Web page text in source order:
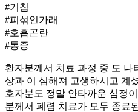
#기침
#피섞인가래
#호흡곤란
#통증
환자분께서 치료 과정 중 도 나
상과 이 심해져 고생하시고 계
호자분도 정말 안타까운 심정
분께서 폐렴 치료가 모두 종료